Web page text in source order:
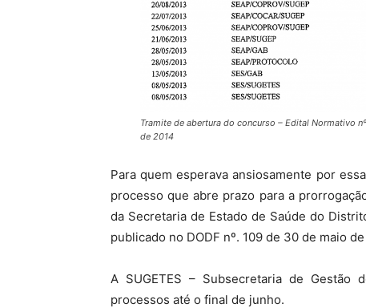
Tramite de abertura do concurso – Edital Normativo
de 2014
Para quem esperava ansiosamente por
processo que abre prazo para a
da Secretaria de Estado de Saúde do
publicado no DODF nº. 109 de 30 de maio
A SUGETES – Subsecretaria de
processos até o final de junho.